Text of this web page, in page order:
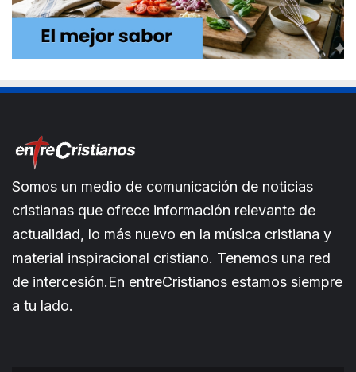
Somos un medio de comunicación de noticias
cristianas que ofrece información relevante de
actualidad, lo más nuevo en la música cristiana y
material inspiracional cristiano. Tenemos una red
de intercesión.En entreCristianos estamos siempre
a tu lado.